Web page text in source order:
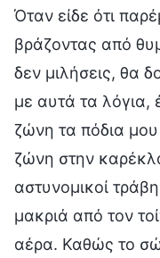
Όταν είδε ότι
βράζοντας από
δεν μιλήσεις, θα
με αυτά τα λόγια,
ζώνη τα πόδια μου
ζώνη στην
αστυνομικοί
μακριά από τον
αέρα. Καθώς το